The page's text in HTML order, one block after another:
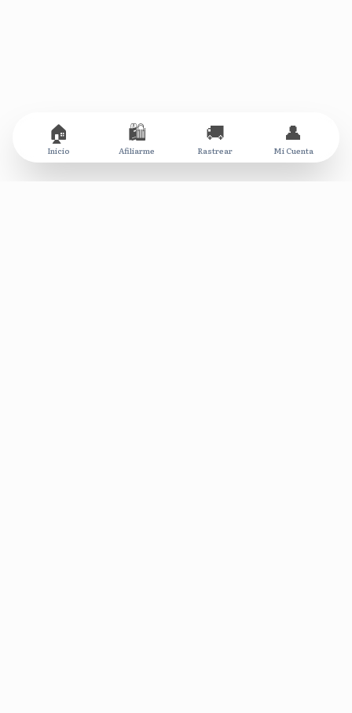
🏠
Inicio
🛍️
Afiliarme
🚚
Rastrear
👤
Mi Cuenta